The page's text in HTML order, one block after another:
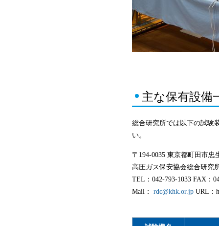
主な保有設備
総合研究所では以下の試験
い。
〒194-0035 東京都町田市忠
高圧ガス保安協会総合研究
TEL：042-793-1033 FAX：
Mail： rdc@khk.or.jp URL：